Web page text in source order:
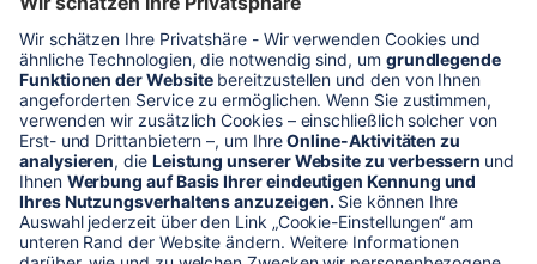
* Alle Preise verstehen sich zzgl. Mehrwertsteuer und Versandkosten